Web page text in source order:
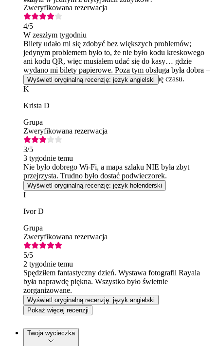
Zweryfikowana rezerwacja
4/5
W zeszłym tygodniu
Bilety udało mi się zdobyć bez większych problemów;
jedynym problemem było to, że nie było kodu kreskowego
ani kodu QR, więc musiałem udać się do kasy… gdzie
wydano mi bilety papierowe. Poza tym obsługa była dobra –
wiem, że dzięki temu zaoszczędziłbym trochę czasu.
Wyświetl oryginalną recenzję: język angielski
K
Krista D
Grupa
Zweryfikowana rezerwacja
3/5
3 tygodnie temu
Nie było dobrego Wi-Fi, a mapa szlaku NIE była zbyt
przejrzysta. Trudno było dostać podwieczorek.
Wyświetl oryginalną recenzję: język holenderski
I
Ivor D
Grupa
Zweryfikowana rezerwacja
5/5
2 tygodnie temu
Spędziłem fantastyczny dzień. Wystawa fotografii Rayala
była naprawdę piękna. Wszystko było świetnie
zorganizowane.
Wyświetl oryginalną recenzję: język angielski
Pokaż więcej recenzji
Twoja wycieczka